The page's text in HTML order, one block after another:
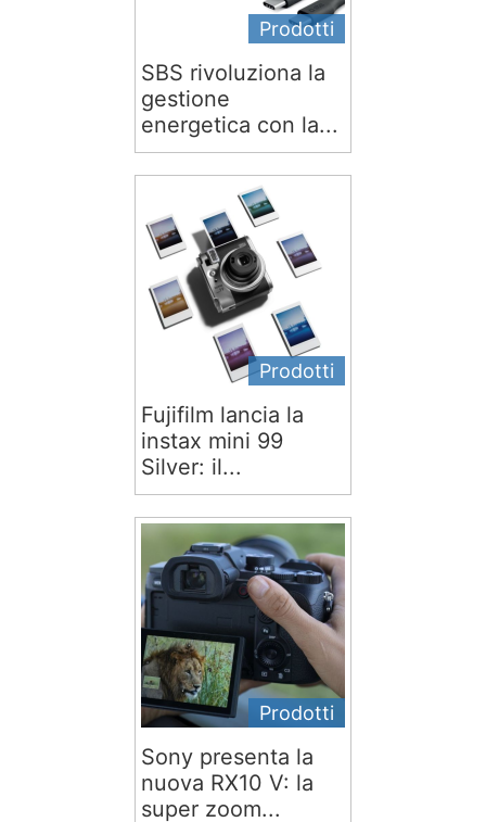
Prodotti
SBS rivoluziona la
gestione
energetica con la...
Prodotti
Fujifilm lancia la
instax mini 99
Silver: il...
Prodotti
Sony presenta la
nuova RX10 V: la
super zoom...